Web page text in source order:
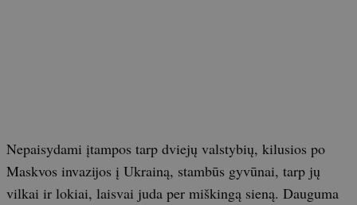
Nepaisydami įtampos tarp dviejų valstybių, kilusios po
Maskvos invazijos į Ukrainą, stambūs gyvūnai, tarp jų
vilkai ir lokiai, laisvai juda per miškingą sieną. Dauguma